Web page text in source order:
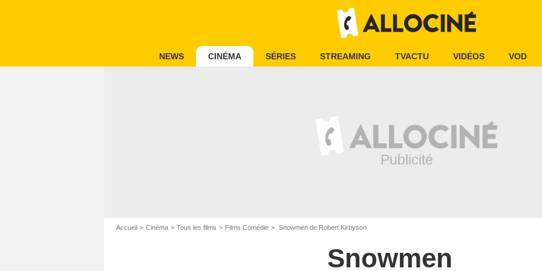
NEWS CINÉMA SÉRIES STREAMING TVACTU VIDÉOS VOD
Accueil Cinéma Tous les films Films Comédie Snowmen de Robert Kirbyson
Snowmen